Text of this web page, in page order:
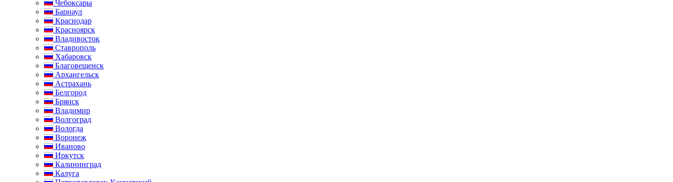
Чебоксары
Барнаул
Краснодар
Красноярск
Владивосток
Ставрополь
Хабаровск
Благовещенск
Архангельск
Астрахань
Белгород
Брянск
Владимир
Волгоград
Вологда
Воронеж
Иваново
Иркутск
Калининград
Калуга